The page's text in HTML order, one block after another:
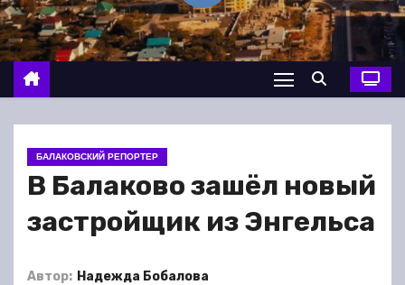
о
м
у
БАЛАКОВСКИЙ РЕПОРТЕР
В Балаково зашёл новый
застройщик из Энгельса
Автор: Надежда Бобалова